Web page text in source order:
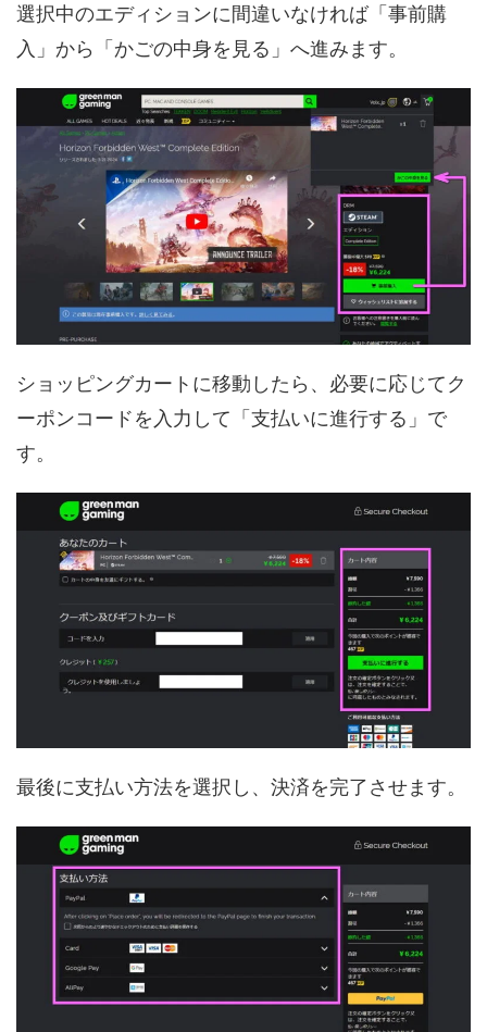
選択中のエディションに間違いなければ「事前購
入」から「かごの中身を見る」へ進みます。
ショッピングカートに移動したら、必要に応じてク
ーポンコードを入力して「支払いに進行する」で
す。
最後に支払い方法を選択し、決済を完了させます。